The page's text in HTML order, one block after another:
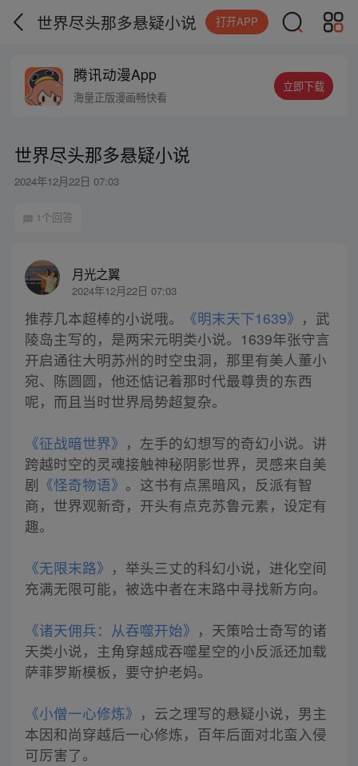
世界尽头那多悬疑小说 打开APP
腾讯动漫App
海量正版漫画畅快看
立即下载
世界尽头那多悬疑小说
2024年12月22日 07:03
1个回答
月光之翼
2024年12月22日 07:03
推荐几本超棒的小说哦。 《明末天下1639》 ，武
陵岛主写的，是两宋元明类小说。1639年张守言
开启通往大明苏州的时空虫洞，那里有美人董小
宛、陈圆圆，他还惦记着那时代最尊贵的东西
呢，而且当时世界局势超复杂。
《征战暗世界》 ，左手的幻想写的奇幻小说。讲
跨越时空的灵魂接触神秘阴影世界，灵感来自美
剧 《怪奇物语》 。这书有点黑暗风，反派有智
商，世界观新奇，开头有点克苏鲁元素，设定有
趣。
《无限末路》 ，举头三丈的科幻小说，进化空间
充满无限可能，被选中者在末路中寻找新方向。
《诸天佣兵：从吞噬开始》 ，天策哈士奇写的诸
天类小说，主角穿越成吞噬星空的小反派还加载
萨菲罗斯模板，要守护老妈。
《小僧一心修炼》 ，云之理写的悬疑小说，男主
本因和尚穿越后一心修炼，百年后面对北蛮入侵
可厉害了。